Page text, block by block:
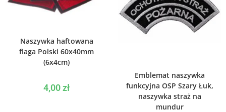
Naszywka haftowana
flaga Polski 60x40mm
(6x4cm)
4,00zł
Emblemat naszywka
funkcyjna OSP Szary Łuk,
naszywka straż na
mundur